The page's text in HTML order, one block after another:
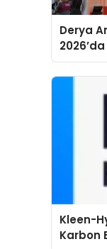
Derya
global
Kleen-
Karbon